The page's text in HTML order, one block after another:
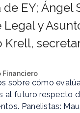
EY;
Legal y
Krell,
Financiero
sobre cómo
al futuro respecto
Panelistas: